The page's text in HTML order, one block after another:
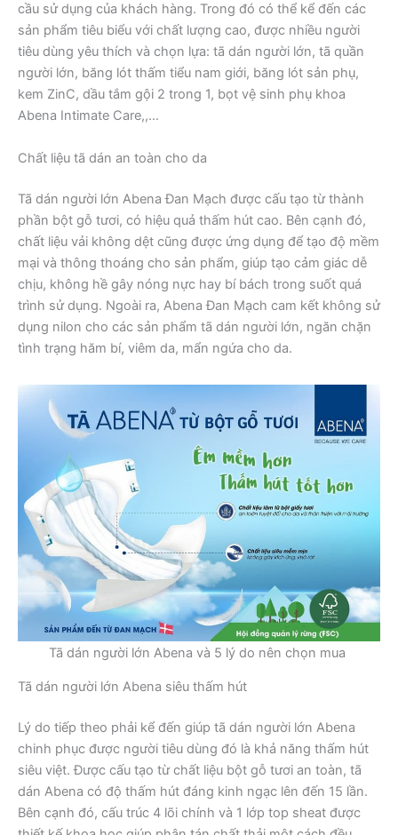
cầu sử dụng của khách hàng. Trong đó có thể kể đến các
sản phẩm tiêu biểu với chất lượng cao, được nhiều người
tiêu dùng yêu thích và chọn lựa: tã dán người lớn, tã quần
người lớn, băng lót thấm tiểu nam giới, băng lót sản phụ,
kem ZinC, dầu tắm gội 2 trong 1, bọt vệ sinh phụ khoa
Abena Intimate Care,,…
Chất liệu tã dán an toàn cho da
Tã dán người lớn Abena Đan Mạch được cấu tạo từ thành
phần bột gỗ tươi, có hiệu quả thấm hút cao. Bên cạnh đó,
chất liệu vải không dệt cũng được ứng dụng để tạo độ mềm
mại và thông thoáng cho sản phẩm, giúp tạo cảm giác dễ
chịu, không hề gây nóng nực hay bí bách trong suốt quá
trình sử dụng. Ngoài ra, Abena Đan Mạch cam kết không sử
dụng nilon cho các sản phẩm tã dán người lớn, ngăn chặn
tình trạng hăm bí, viêm da, mẩn ngứa cho da.
Tã dán người lớn Abena và 5 lý do nên chọn mua
Tã dán người lớn Abena siêu thấm hút
Lý do tiếp theo phải kể đến giúp tã dán người lớn Abena
chinh phục được người tiêu dùng đó là khả năng thấm hút
siêu việt. Được cấu tạo từ chất liệu bột gỗ tươi an toàn, tã
dán Abena có độ thấm hút đáng kinh ngạc lên đến 15 lần.
Bên cạnh đó, cấu trúc 4 lõi chính và 1 lớp top sheat được